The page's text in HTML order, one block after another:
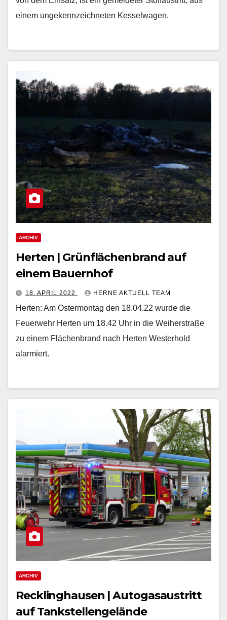
einem ungekennzeichneten Kesselwagen.
ARCHIV
Herten | Grünflächenbrand auf
einem Bauernhof
18. APRIL 2022 HERNE AKTUELL TEAM
Herten: Am Ostermontag den 18.04.22 wurde die
Feuerwehr Herten um 18.42 Uhr in die Weiherstraße
zu einem Flächenbrand nach Herten Westerhold
alarmiert.
ARCHIV
Recklinghausen | Autogasaustritt
auf Tankstellengelände